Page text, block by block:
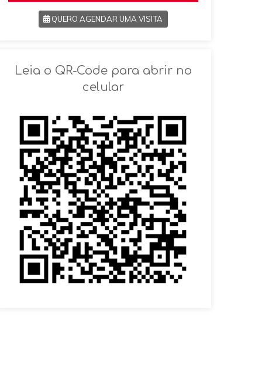
QUERO AGENDAR UMA VISITA
VOLTAR
Leia o QR-Code para abrir no
celular